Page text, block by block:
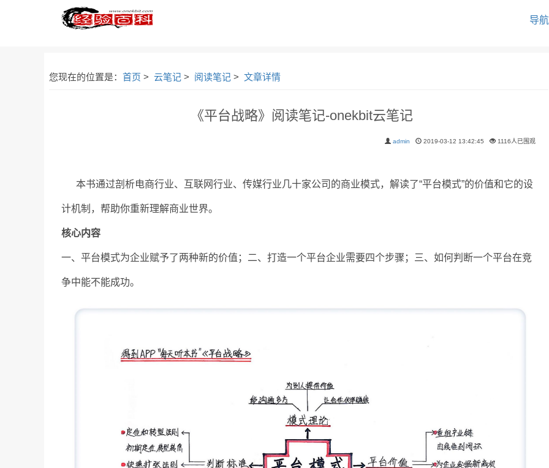
导
您现在的位置是：首页 >云笔记 > 阅读笔记 >文章详情
《平台战略》阅读笔记-onekbit云笔记
admin 2019-03-12 13:42:45 1116人已围观
本书通过剖析电商行业、互联网行业、传媒行业几十家公司的商业模式，解读了“平台模式”的价值和它的设
计机制，帮助你重新理解商业世界。
核心内容
一、平台模式为企业赋予了两种新的价值；二、打造一个平台企业需要四个步骤；三、如何判断一个平台在竞
争中能不能成功。